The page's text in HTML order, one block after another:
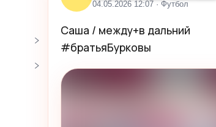
04.05.2026 12:07 · Футбол
Саша / между+в дальний
#братьяБурковы